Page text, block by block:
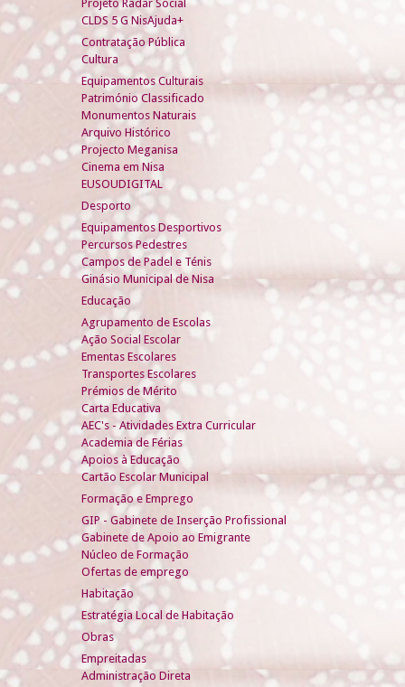
Projeto Radar Social
CLDS 5 G NisAjuda+
Contratação Pública
Cultura
Equipamentos Culturais
Património Classificado
Monumentos Naturais
Arquivo Histórico
Projecto Meganisa
Cinema em Nisa
EUSOUDIGITAL
Desporto
Equipamentos Desportivos
Percursos Pedestres
Campos de Padel e Ténis
Ginásio Municipal de Nisa
Educação
Agrupamento de Escolas
Ação Social Escolar
Ementas Escolares
Transportes Escolares
Prémios de Mérito
Carta Educativa
AEC's - Atividades Extra Curricular
Academia de Férias
Apoios à Educação
Cartão Escolar Municipal
Formação e Emprego
GIP - Gabinete de Inserção Profissional
Gabinete de Apoio ao Emigrante
Núcleo de Formação
Ofertas de emprego
Habitação
Estratégia Local de Habitação
Obras
Empreitadas
Administração Direta